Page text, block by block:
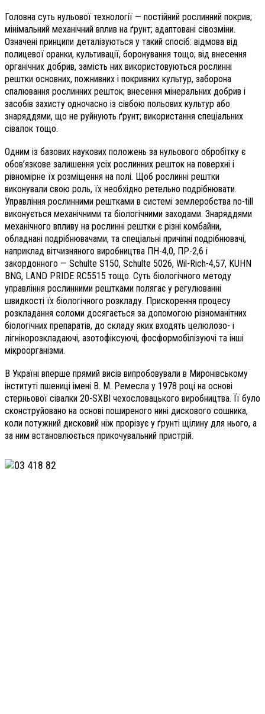
Головна суть нульової технології — постійний рослинний покрив;
мінімальний механічний вплив на ґрунт; адаптовані сівозміни.
Означені принципи деталізуються у такий спосіб: відмова від
полицевої оранки, культивації, боронування тощо; від внесення
органічних добрив, замість них використовуються рослинні
рештки основних, пожнивних і покривних культур, заборона
спалювання рослинних решток; внесення мінеральних добрив і
засобів захисту одночасно із сівбою польових культур або
знаряддями, що не руйнують ґрунт; використання спеціальних
сівалок тощо.
Одним із базових наукових положень за нульового обробітку є
обов’язкове залишення усіх рослинних решток на поверхні і
рівномірне їх розміщення на полі. Щоб рослинні рештки
виконували свою роль, їх необхідно ретельно подрібнювати.
Управління рослинними рештками в системі землеробства no-till
виконується механічними та біологічними заходами. Знаряддями
механічного впливу на рослинні рештки є різні комбайни,
обладнані подрібнювачами, та спеціальні причіпні подрібнювачі,
наприклад вітчизняного виробництва ПН-4,0, ПР-2,6 і
закордонного — Schulte S150, Schulte 5026, Wil-Rich-4,57, KUHN
BNG, LAND PRIDE RC5515 тощо. Суть біологічного методу
управління рослинними рештками полягає у регулюванні
швидкості їх біо­логічного розкладу. Прискорення процесу
розкладання соломи досягається за допомогою різноманітних
біо­логічних препаратів, до складу яких входять целюлозо- і
лігнінорозкладаючі, азотофіксуючі, фосформобілізуючі та інші
мікроорганізми.
В Україні вперше прямий висів випробовували в Миронівському
інституті пшениці імені В. М. Ремесла у 1978 році на основі
стерньової сівалки 20-SXBI чехословацького виробництва. Її було
сконструйовано на основі поширеного нині дискового сошника,
коли потужний дисковий ніж прорізує у ґрунті щілину для нього, а
за ним встановлюється прикочувальний пристрій.